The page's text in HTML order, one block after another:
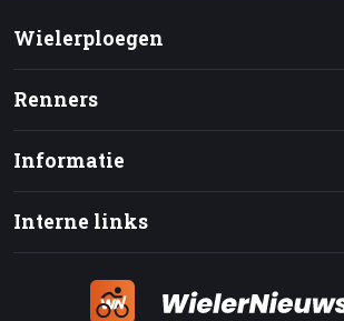
Wielerploegen
Renners
Informatie
Interne links